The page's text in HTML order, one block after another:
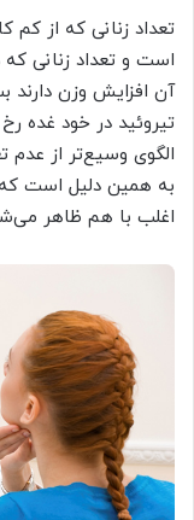
تعداد زنانی که از کم
است و تعداد زنانی که
آن افزایش وزن دارند
تیروئید در خود غده
الگوی وسیع‏‌تر از عدم
به همین دلیل است که
اغلب با هم ظاهر